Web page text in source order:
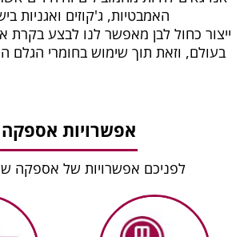
האמבטיות, ג'קוזים ואגניות
ייצור כחול לבן מאפשר לנו לבצע בקרת
בעולם, וזאת תוך שימוש בחומרי הגלם
אפשרויות אספקה
לפניכם אפשרויות של אספקה